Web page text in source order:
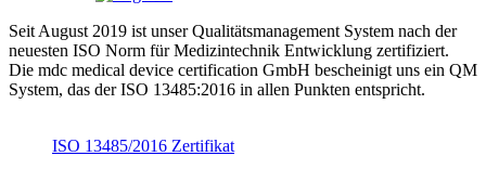
Seit August 2019 ist unser Qualitätsmanagement System nach der
neuesten ISO Norm für Medizintechnik Entwicklung zertifiziert.
Die mdc medical device certification GmbH bescheinigt uns ein QM
System, das der ISO 13485:2016 in allen Punkten entspricht.
ISO 13485/2016 Zertifikat